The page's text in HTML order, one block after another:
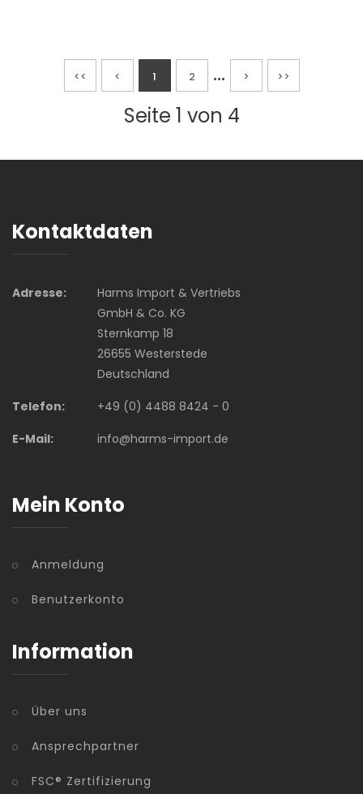
<< < 1 2 ... > >>
Seite 1 von 4
Kontaktdaten
Adresse:
Harms Import & Vertriebs
GmbH & Co. KG
Sternkamp 18
26655 Westerstede
Deutschland
Telefon:
+49 (0) 4488 8424 - 0
E-Mail:
info@harms-import.de
Mein Konto
Anmeldung
Benutzerkonto
Information
Über uns
Ansprechpartner
FSC® Zertifizierung